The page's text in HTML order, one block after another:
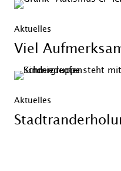
Aktuelles
Viel
Aktuelles